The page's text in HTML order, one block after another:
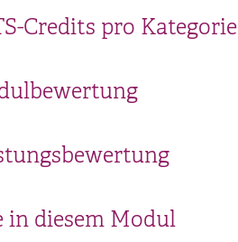
Credits pro Kategorie
in diesem Modul